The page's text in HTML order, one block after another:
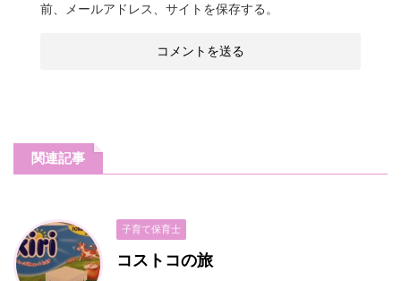
前、メールアドレス、サイトを保存する。
関連記事
子育て保育士
コストコの旅